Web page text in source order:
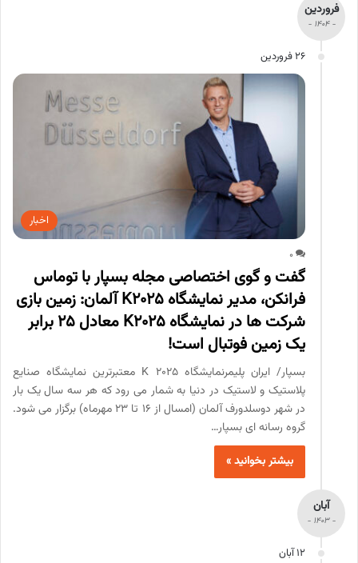
فروردین
- 1404 -
26 فروردین
اخبار
0
گفت و گوی اختصاصی مجله بسپار با توماس
فرانکن، مدیر نمایشگاه K2025 آلمان: زمین بازی
شرکت ها در نمایشگاه K2025 معادل 25 برابر
یک زمین فوتبال است!
بسپار/ ایران پلیمرنمایشگاه K 2025 معتبرترین نمایشگاه صنایع
پلاستیک و لاستیک در دنیا به شمار می رود که هر سه سال یک بار
در شهر دوسلدورف آلمان (امسال از 16 تا 23 مهرماه) برگزار می شود.
گروه رسانه ای بسپار…
بیشتر بخوانید »
آبان
- 1403 -
12 آبان